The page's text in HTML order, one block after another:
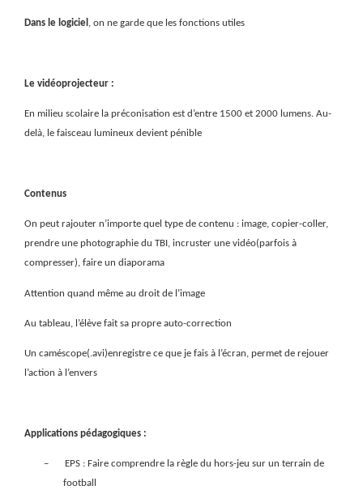
Dans le logiciel , on ne garde que les fonctions utiles
Le vidéoprojecteur :
En milieu scolaire la préconisation est d’entre 1500 et 2000 lumens. Au-
delà, le faisceau lumineux devient pénible
Contenus
On peut rajouter n’importe quel type de contenu : image, copier-coller,
prendre une photographie du TBI, incruster une vidéo(parfois à
compresser), faire un diaporama
Attention quand même au droit de l’image
Au tableau, l’élève fait sa propre auto-correction
Un caméscope(.avi)enregistre ce que je fais à l’écran, permet de rejouer
l’action à l’envers
Applications pédagogiques :
–
EPS : Faire comprendre la règle du hors-jeu sur un terrain de
football